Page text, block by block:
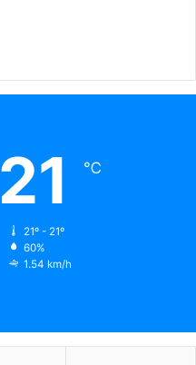
21 ℃
21º - 21º
60%
1.54 km/h